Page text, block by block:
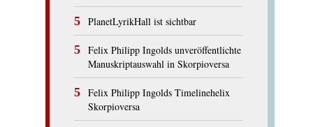
PlanetLyrikHall ist sichtbar
Felix Philipp Ingolds unveröffentlichte
Manuskriptauswahl in Skorpioversa
Felix Philipp Ingolds Timelinehelix
Skorpioversa